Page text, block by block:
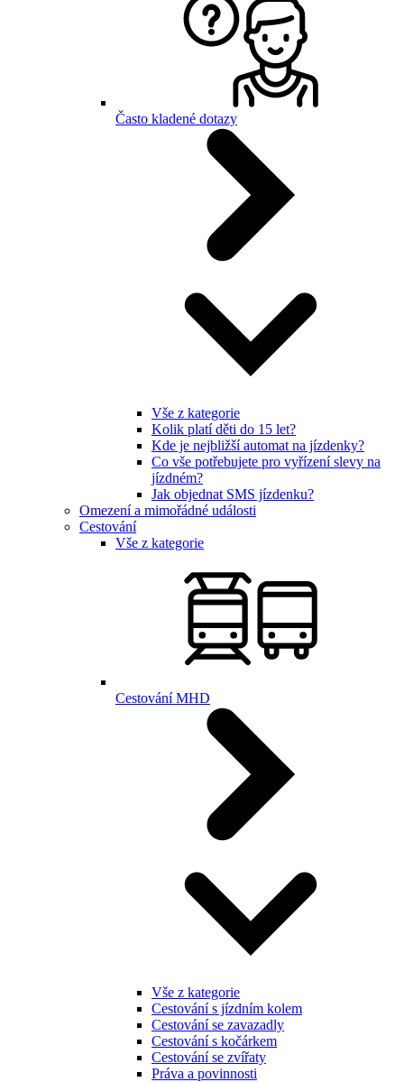
Často kladené dotazy
Vše z kategorie
Kolik platí děti do 15 let?
Kde je nejbližší automat na jízdenky?
Co vše potřebujete pro vyřízení slevy na
jízdném?
Jak objednat SMS jízdenku?
Omezení a mimořádné události
Cestování
Vše z kategorie
Cestování MHD
Vše z kategorie
Cestování s jízdním kolem
Cestování se zavazadly
Cestování s kočárkem
Cestování se zvířaty
Práva a povinnosti